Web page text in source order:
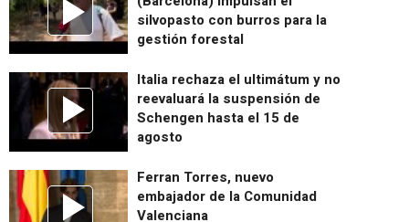
silvopasto con burros para la
gestión forestal
Italia rechaza el ultimátum y no
reevaluará la suspensión de
Schengen hasta el 15 de
agosto
Ferran Torres, nuevo
embajador de la Comunidad
Valenciana